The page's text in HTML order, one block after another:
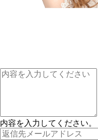
内容を入力してください。